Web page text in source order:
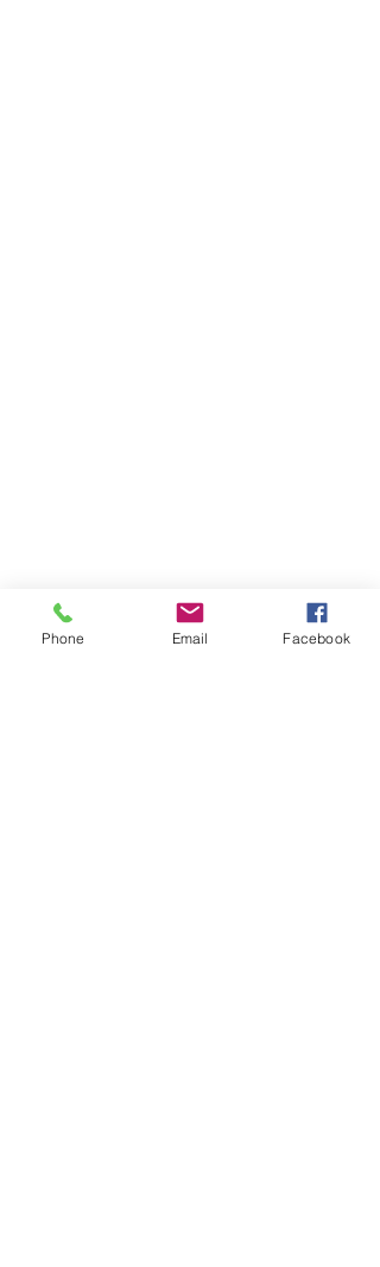
Phone Email Facebook